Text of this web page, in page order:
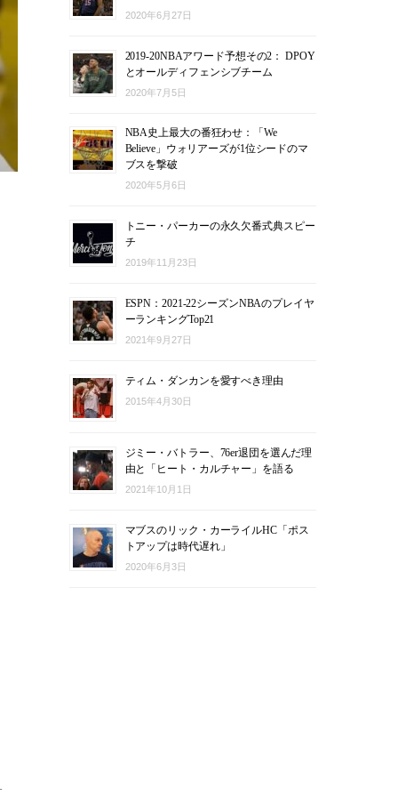
2020年6月27日
2019-20NBAアワード予想その2： DPOY
とオールディフェンシブチーム
2020年7月5日
NBA史上最大の番狂わせ：「We
Believe」ウォリアーズが1位シードのマ
ブスを撃破
2020年5月6日
トニー・パーカーの永久欠番式典スピー
チ
2019年11月23日
ESPN：2021-22シーズンNBAのプレイヤ
ーランキングTop21
2021年9月27日
ティム・ダンカンを愛すべき理由
2015年4月30日
ジミー・バトラー、76er退団を選んだ理
由と「ヒート・カルチャー」を語る
2021年10月1日
マブスのリック・カーライルHC「ポス
トアップは時代遅れ」
2020年6月3日